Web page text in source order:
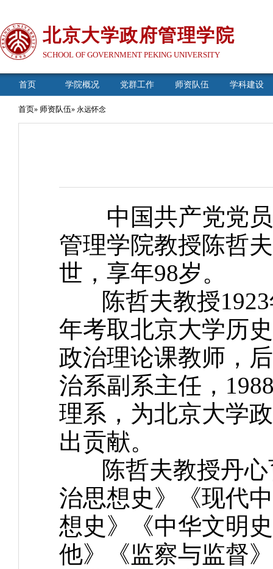
北京大学政府管理学院
SCHOOL OF GOVERNMENT PEKING UNIVERSITY
首页 学院概况 党群工作 师资队伍 学科建设
首页» 师资队伍» 永远怀念
中国共产党党员
管理学院教授陈哲
世，享年98岁。
陈哲夫教授1923
年考取北京大学历
政治理论课教师，
治系副系主任，
理系，为北京大学
出贡献。
陈哲夫教授丹心
治思想史》《现代
想史》《中华文明
他》《监察与监督